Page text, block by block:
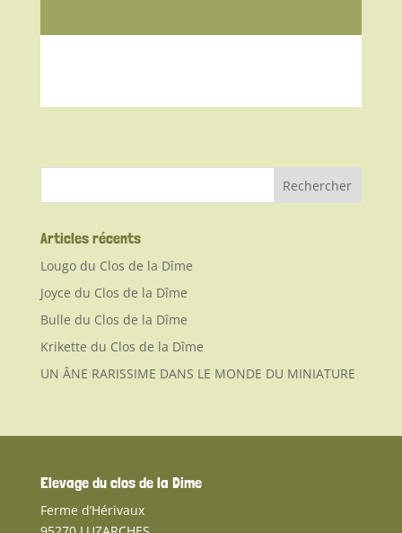
Articles récents
Lougo du Clos de la Dîme
Joyce du Clos de la Dîme
Bulle du Clos de la Dîme
Krikette du Clos de la Dîme
UN ÂNE RARISSIME DANS LE MONDE DU MINIATURE
Elevage du clos de la Dime
Ferme d’Hérivaux